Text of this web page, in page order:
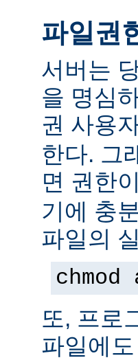
파일권
서버는
을 명심
권 사용
한다. 그
면 권한
기에 충
파일의
또, 프로
파일에